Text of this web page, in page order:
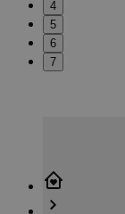
4
5
6
7